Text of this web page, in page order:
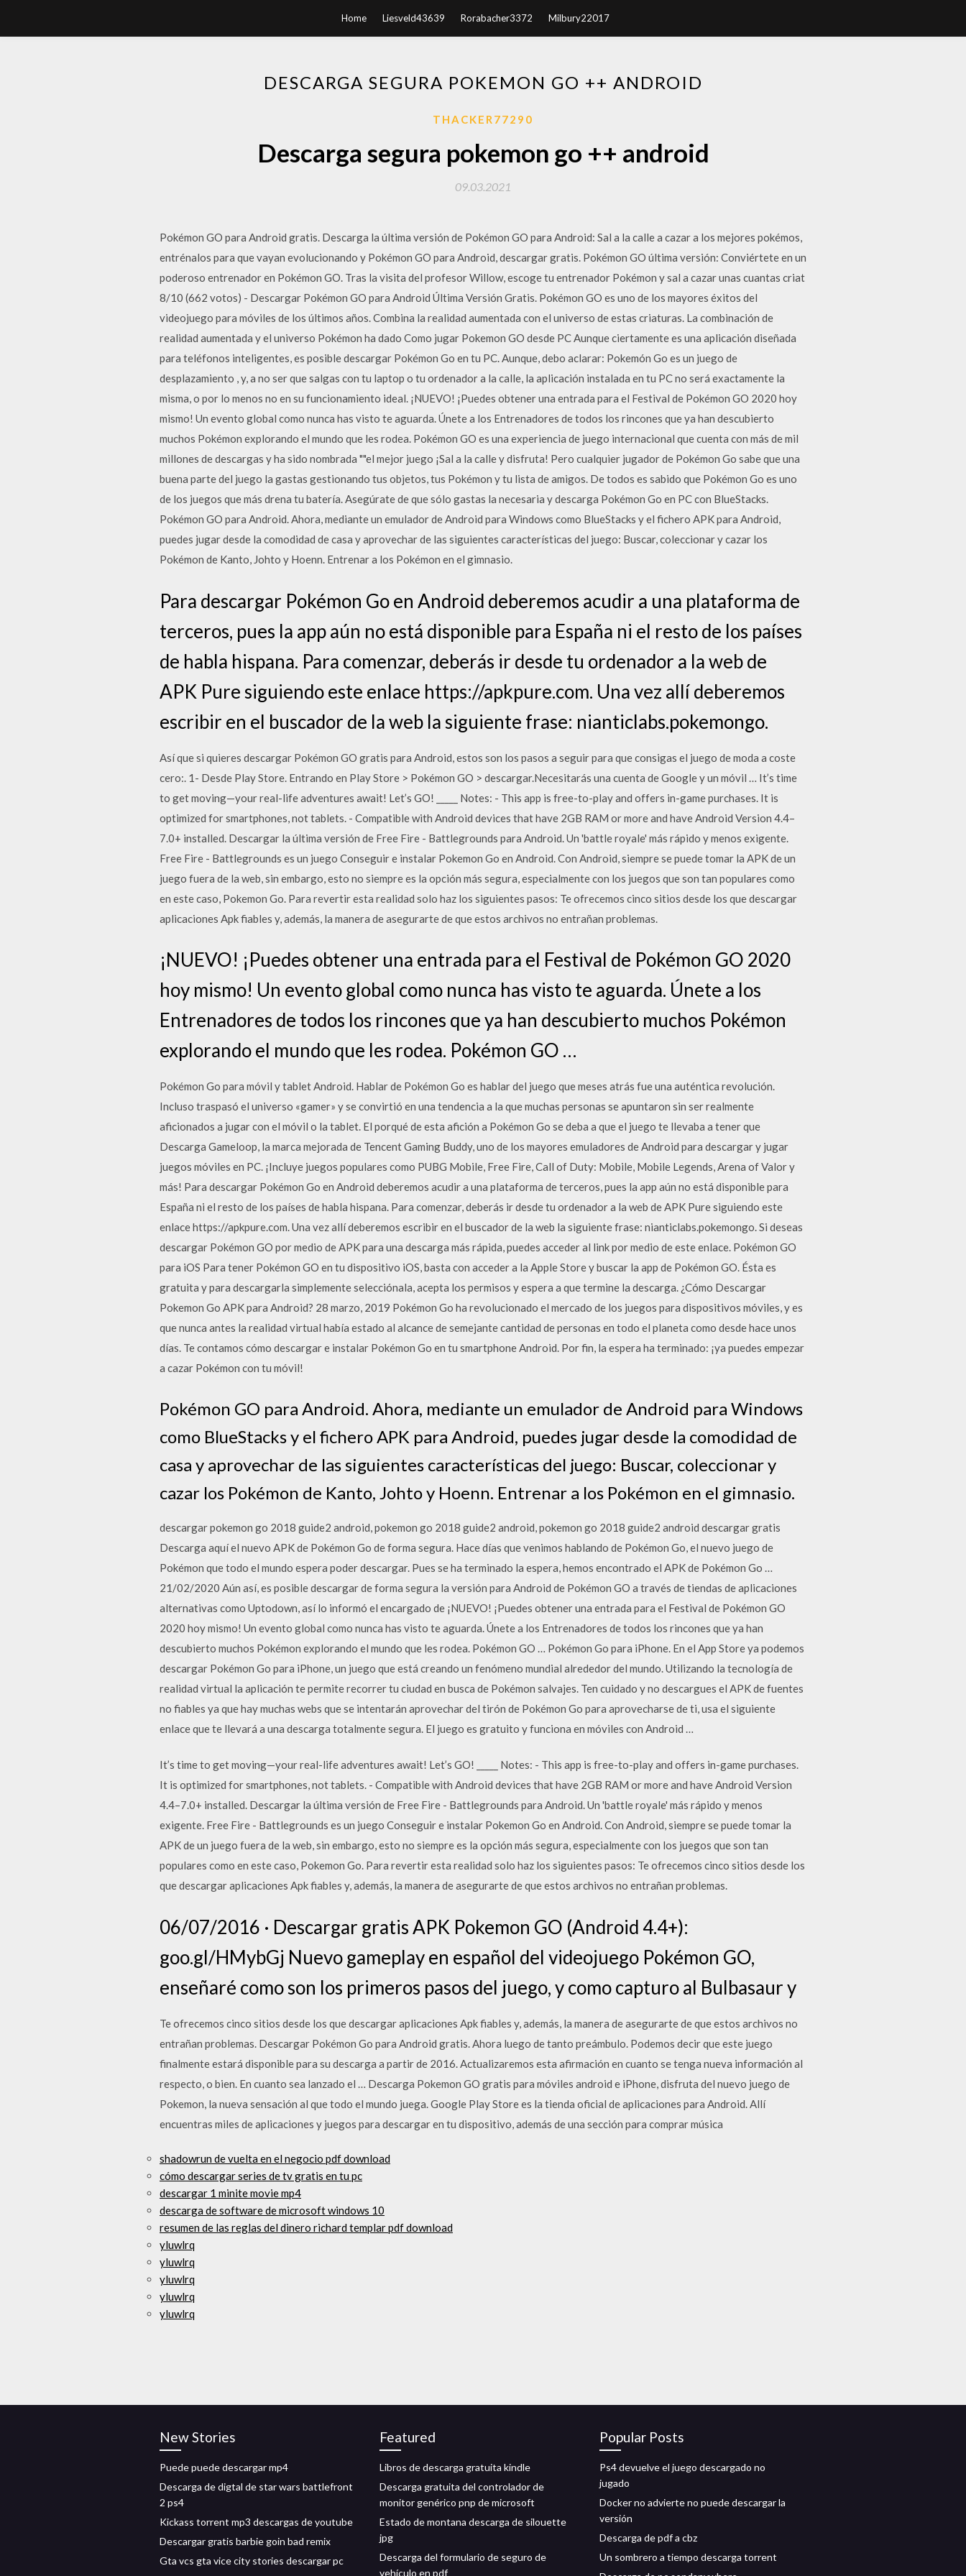
Home Liesveld43639 Rorabacher3372 Milbury22017
DESCARGA SEGURA POKEMON GO ++ ANDROID
THACKER77290
Descarga segura pokemon go ++ android
09.03.2021
Pokémon GO para Android gratis. Descarga la última versión de Pokémon GO para Android: Sal a la calle a cazar a los mejores pokémos,
entrénalos para que vayan evolucionando y Pokémon GO para Android, descargar gratis. Pokémon GO última versión: Conviértete en un
poderoso entrenador en Pokémon GO. Tras la visita del profesor Willow, escoge tu entrenador Pokémon y sal a cazar unas cuantas criat
8/10 (662 votos) - Descargar Pokémon GO para Android Última Versión Gratis. Pokémon GO es uno de los mayores éxitos del
videojuego para móviles de los últimos años. Combina la realidad aumentada con el universo de estas criaturas. La combinación de
realidad aumentada y el universo Pokémon ha dado Como jugar Pokemon GO desde PC Aunque ciertamente es una aplicación diseñada
para teléfonos inteligentes, es posible descargar Pokémon Go en tu PC. Aunque, debo aclarar: Pokemón Go es un juego de
desplazamiento , y, a no ser que salgas con tu laptop o tu ordenador a la calle, la aplicación instalada en tu PC no será exactamente la
misma, o por lo menos no en su funcionamiento ideal. ¡NUEVO! ¡Puedes obtener una entrada para el Festival de Pokémon GO 2020 hoy
mismo! Un evento global como nunca has visto te aguarda. Únete a los Entrenadores de todos los rincones que ya han descubierto
muchos Pokémon explorando el mundo que les rodea. Pokémon GO es una experiencia de juego internacional que cuenta con más de mil
millones de descargas y ha sido nombrada ""el mejor juego ¡Sal a la calle y disfruta! Pero cualquier jugador de Pokémon Go sabe que una
buena parte del juego la gastas gestionando tus objetos, tus Pokémon y tu lista de amigos. De todos es sabido que Pokémon Go es uno
de los juegos que más drena tu batería. Asegúrate de que sólo gastas la necesaria y descarga Pokémon Go en PC con BlueStacks.
Pokémon GO para Android. Ahora, mediante un emulador de Android para Windows como BlueStacks y el fichero APK para Android,
puedes jugar desde la comodidad de casa y aprovechar de las siguientes características del juego: Buscar, coleccionar y cazar los
Pokémon de Kanto, Johto y Hoenn. Entrenar a los Pokémon en el gimnasio.
Para descargar Pokémon Go en Android deberemos acudir a una plataforma de
terceros, pues la app aún no está disponible para España ni el resto de los países
de habla hispana. Para comenzar, deberás ir desde tu ordenador a la web de
APK Pure siguiendo este enlace https://apkpure.com. Una vez allí deberemos
escribir en el buscador de la web la siguiente frase: nianticlabs.pokemongo.
Así que si quieres descargar Pokémon GO gratis para Android, estos son los pasos a seguir para que consigas el juego de moda a coste
cero:. 1- Desde Play Store. Entrando en Play Store > Pokémon GO > descargar.Necesitarás una cuenta de Google y un móvil … It’s time
to get moving—your real-life adventures await! Let’s GO! _____ Notes: - This app is free-to-play and offers in-game purchases. It is
optimized for smartphones, not tablets. - Compatible with Android devices that have 2GB RAM or more and have Android Version 4.4–
7.0+ installed. Descargar la última versión de Free Fire - Battlegrounds para Android. Un 'battle royale' más rápido y menos exigente.
Free Fire - Battlegrounds es un juego Conseguir e instalar Pokemon Go en Android. Con Android, siempre se puede tomar la APK de un
juego fuera de la web, sin embargo, esto no siempre es la opción más segura, especialmente con los juegos que son tan populares como
en este caso, Pokemon Go. Para revertir esta realidad solo haz los siguientes pasos: Te ofrecemos cinco sitios desde los que descargar
aplicaciones Apk fiables y, además, la manera de asegurarte de que estos archivos no entrañan problemas.
¡NUEVO! ¡Puedes obtener una entrada para el Festival de Pokémon GO 2020
hoy mismo! Un evento global como nunca has visto te aguarda. Únete a los
Entrenadores de todos los rincones que ya han descubierto muchos Pokémon
explorando el mundo que les rodea. Pokémon GO …
Pokémon Go para móvil y tablet Android. Hablar de Pokémon Go es hablar del juego que meses atrás fue una auténtica revolución.
Incluso traspasó el universo «gamer» y se convirtió en una tendencia a la que muchas personas se apuntaron sin ser realmente
aficionados a jugar con el móvil o la tablet. El porqué de esta afición a Pokémon Go se deba a que el juego te llevaba a tener que
Descarga Gameloop, la marca mejorada de Tencent Gaming Buddy, uno de los mayores emuladores de Android para descargar y jugar
juegos móviles en PC. ¡Incluye juegos populares como PUBG Mobile, Free Fire, Call of Duty: Mobile, Mobile Legends, Arena of Valor y
más! Para descargar Pokémon Go en Android deberemos acudir a una plataforma de terceros, pues la app aún no está disponible para
España ni el resto de los países de habla hispana. Para comenzar, deberás ir desde tu ordenador a la web de APK Pure siguiendo este
enlace https://apkpure.com. Una vez allí deberemos escribir en el buscador de la web la siguiente frase: nianticlabs.pokemongo. Si deseas
descargar Pokémon GO por medio de APK para una descarga más rápida, puedes acceder al link por medio de este enlace. Pokémon GO
para iOS Para tener Pokémon GO en tu dispositivo iOS, basta con acceder a la Apple Store y buscar la app de Pokémon GO. Ésta es
gratuita y para descargarla simplemente selecciónala, acepta los permisos y espera a que termine la descarga. ¿Cómo Descargar
Pokemon Go APK para Android? 28 marzo, 2019 Pokémon Go ha revolucionado el mercado de los juegos para dispositivos móviles, y es
que nunca antes la realidad virtual había estado al alcance de semejante cantidad de personas en todo el planeta como desde hace unos
días. Te contamos cómo descargar e instalar Pokémon Go en tu smartphone Android. Por fin, la espera ha terminado: ¡ya puedes empezar
a cazar Pokémon con tu móvil!
Pokémon GO para Android. Ahora, mediante un emulador de Android para Windows
como BlueStacks y el fichero APK para Android, puedes jugar desde la comodidad de
casa y aprovechar de las siguientes características del juego: Buscar, coleccionar y
cazar los Pokémon de Kanto, Johto y Hoenn. Entrenar a los Pokémon en el gimnasio.
descargar pokemon go 2018 guide2 android, pokemon go 2018 guide2 android, pokemon go 2018 guide2 android descargar gratis
Descarga aquí el nuevo APK de Pokémon Go de forma segura. Hace días que venimos hablando de Pokémon Go, el nuevo juego de
Pokémon que todo el mundo espera poder descargar. Pues se ha terminado la espera, hemos encontrado el APK de Pokémon Go …
21/02/2020 Aún así, es posible descargar de forma segura la versión para Android de Pokémon GO a través de tiendas de aplicaciones
alternativas como Uptodown, así lo informó el encargado de ¡NUEVO! ¡Puedes obtener una entrada para el Festival de Pokémon GO
2020 hoy mismo! Un evento global como nunca has visto te aguarda. Únete a los Entrenadores de todos los rincones que ya han
descubierto muchos Pokémon explorando el mundo que les rodea. Pokémon GO … Pokémon Go para iPhone. En el App Store ya podemos
descargar Pokémon Go para iPhone, un juego que está creando un fenómeno mundial alrededor del mundo. Utilizando la tecnologí­a de
realidad virtual la aplicación te permite recorrer tu ciudad en busca de Pokémon salvajes. Ten cuidado y no descargues el APK de fuentes
no fiables ya que hay muchas webs que se intentarán aprovechar del tirón de Pokémon Go para aprovecharse de ti, usa el siguiente
enlace que te llevará a una descarga totalmente segura. El juego es gratuito y funciona en móviles con Android …
It’s time to get moving—your real-life adventures await! Let’s GO! _____ Notes: - This app is free-to-play and offers in-game purchases.
It is optimized for smartphones, not tablets. - Compatible with Android devices that have 2GB RAM or more and have Android Version
4.4–7.0+ installed. Descargar la última versión de Free Fire - Battlegrounds para Android. Un 'battle royale' más rápido y menos
exigente. Free Fire - Battlegrounds es un juego Conseguir e instalar Pokemon Go en Android. Con Android, siempre se puede tomar la
APK de un juego fuera de la web, sin embargo, esto no siempre es la opción más segura, especialmente con los juegos que son tan
populares como en este caso, Pokemon Go. Para revertir esta realidad solo haz los siguientes pasos: Te ofrecemos cinco sitios desde los
que descargar aplicaciones Apk fiables y, además, la manera de asegurarte de que estos archivos no entrañan problemas.
06/07/2016 · Descargar gratis APK Pokemon GO (Android 4.4+):
goo.gl/HMybGj Nuevo gameplay en español del videojuego Pokémon GO,
enseñaré como son los primeros pasos del juego, y como capturo al Bulbasaur y
Te ofrecemos cinco sitios desde los que descargar aplicaciones Apk fiables y, además, la manera de asegurarte de que estos archivos no
entrañan problemas. Descargar Pokémon Go para Android gratis. Ahora luego de tanto preámbulo. Podemos decir que este juego
finalmente estará disponible para su descarga a partir de 2016. Actualizaremos esta afirmación en cuanto se tenga nueva información al
respecto, o bien. En cuanto sea lanzado el … Descarga Pokemon GO gratis para móviles android e iPhone, disfruta del nuevo juego de
Pokemon, la nueva sensación al que todo el mundo juega. Google Play Store es la tienda oficial de aplicaciones para Android. Allí
encuentras miles de aplicaciones y juegos para descargar en tu dispositivo, además de una sección para comprar música
shadowrun de vuelta en el negocio pdf download
cómo descargar series de tv gratis en tu pc
descargar 1 minite movie mp4
descarga de software de microsoft windows 10
resumen de las reglas del dinero richard templar pdf download
yluwlrq
yluwlrq
yluwlrq
yluwlrq
yluwlrq
New Stories
Puede puede descargar mp4
Descarga de digtal de star wars battlefront
2 ps4
Kickass torrent mp3 descargas de youtube
Descargar gratis barbie goin bad remix
Gta vcs gta vice city stories descargar pc
Featured
Libros de descarga gratuita kindle
Descarga gratuita del controlador de
monitor genérico pnp de microsoft
Estado de montana descarga de silouette
jpg
Descarga del formulario de seguro de
vehículo en pdf
Popular Posts
Ps4 devuelve el juego descargado no
jugado
Docker no advierte no puede descargar la
versión
Descarga de pdf a cbz
Un sombrero a tiempo descarga torrent